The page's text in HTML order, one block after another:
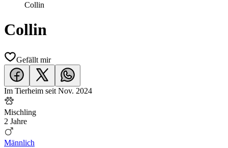
Collin
Collin
Gefällt mir
Im Tierheim seit Nov. 2024
Mischling
2 Jahre
Männlich